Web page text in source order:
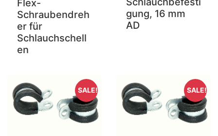
Flex-
Schraubendreh
er für
Schlauchschell
en
gung, 16 mm
AD
SALE! SALE!